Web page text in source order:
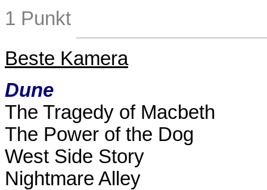
1 Punkt
Beste Kamera
Dune
The Tragedy of Macbeth
The Power of the Dog
West Side Story
Nightmare Alley